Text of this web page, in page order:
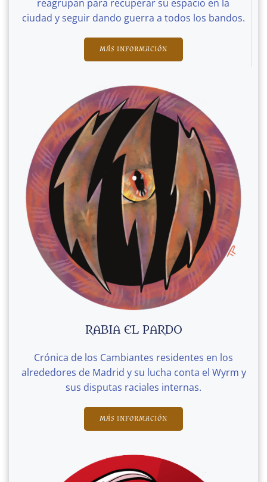
reagrupan para recuperar su espacio en la
ciudad y seguir dando guerra a todos los bandos.
MÁS INFORMACIÓN
RABIA EL PARDO
Crónica de los Cambiantes residentes en los
alrededores de Madrid y su lucha conta el Wyrm y
sus disputas raciales internas.
MÁS INFORMACIÓN